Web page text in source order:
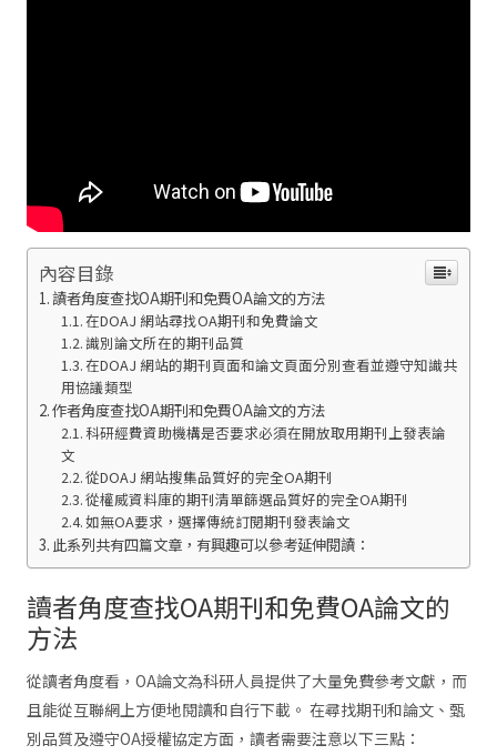
內容目錄
讀者角度查找OA期刊和免費OA論文的方法
在DOAJ 網站尋找OA期刊和免費論文
識別論文所在的期刊品質
在DOAJ 網站的期刊頁面和論文頁面分別查看並遵守知識共
用協議類型
作者角度查找OA期刊和免費OA論文的方法
科研經費資助機構是否要求必須在開放取用期刊上發表論
文
從DOAJ 網站搜集品質好的完全OA期刊
從權威資料庫的期刊清單篩選品質好的完全OA期刊
如無OA要求，選擇傳統訂閱期刊發表論文
此系列共有四篇文章，有興趣可以參考延伸閱讀：
讀者角度查找OA期刊和免費OA論文的
方法
從讀者角度看，OA論文為科研人員提供了大量免費參考文獻，而
且能從互聯網上方便地閱讀和自行下載。 在尋找期刊和論文、甄
別品質及遵守OA授權協定方面，讀者需要注意以下三點：